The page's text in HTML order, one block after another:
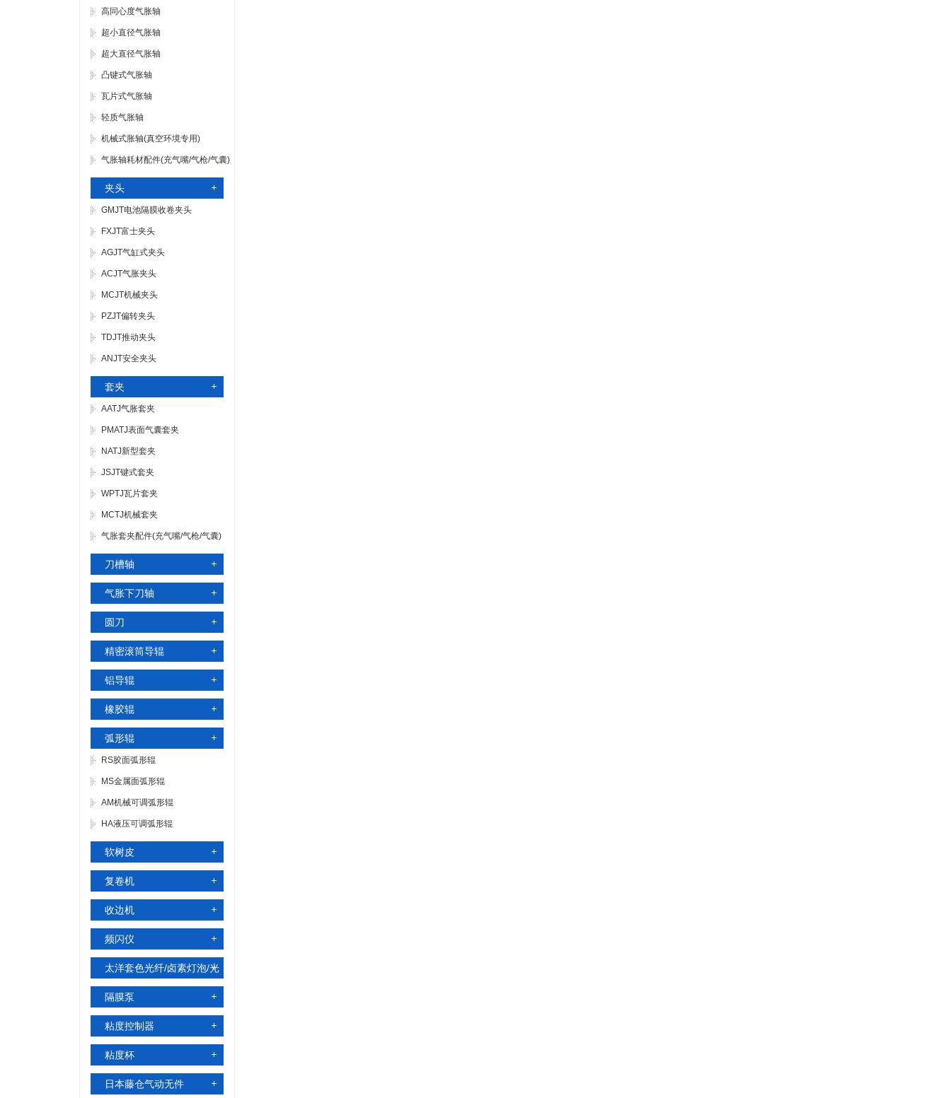
高同心度气胀轴
超小直径气胀轴
超大直径气胀轴
凸键式气胀轴
瓦片式气胀轴
轻质气胀轴
机械式胀轴(真空环境专用)
气胀轴耗材配件(充气嘴/气枪/气囊)
夹头
GMJT电池隔膜收卷夹头
FXJT富士夹头
AGJT气缸式夹头
ACJT气胀夹头
MCJT机械夹头
PZJT偏转夹头
TDJT推动夹头
ANJT安全夹头
套夹
AATJ气胀套夹
PMATJ表面气囊套夹
NATJ新型套夹
JSJT键式套夹
WPTJ瓦片套夹
MCTJ机械套夹
气胀套夹配件(充气嘴/气枪/气囊)
刀槽轴
气胀下刀轴
圆刀
精密滚筒导辊
铝导辊
橡胶辊
弧形辊
RS胶面弧形辊
MS金属面弧形辊
AM机械可调弧形辊
HA液压可调弧形辊
软树皮
复卷机
收边机
频闪仪
太洋套色光纤/卤素灯泡/光
电头
隔膜泵
粘度控制器
粘度杯
日本藤仓气动无件